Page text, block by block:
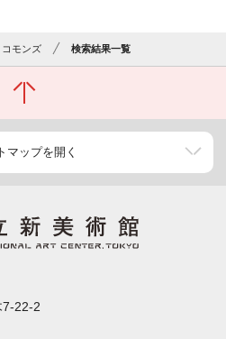
モンズ 検索結果一覧
マップを開く
7-22-2